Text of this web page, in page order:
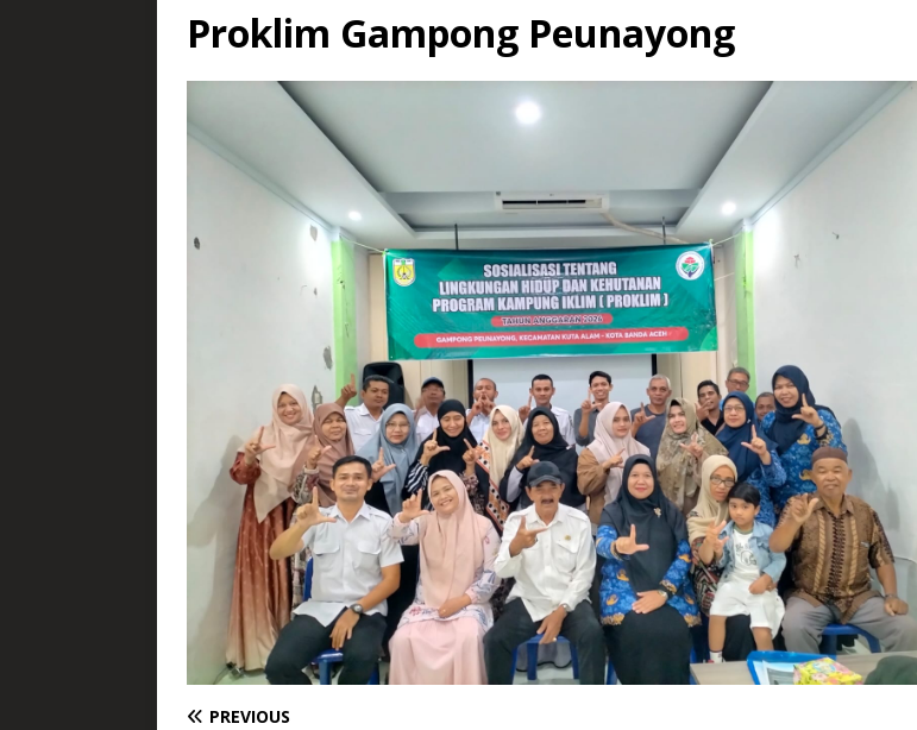
Proklim Gampong Peunayong
PREVIOUS